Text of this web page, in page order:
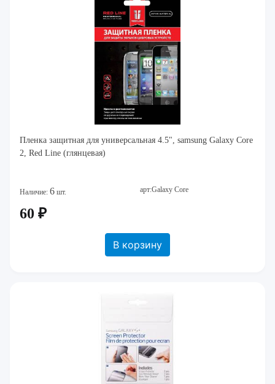
Пленка защитная для универсальная 4.5", samsung Galaxy Core
2, Red Line (глянцевая)
Наличие: 6 шт. арт:Galaxy Core
60 ₽
В корзину